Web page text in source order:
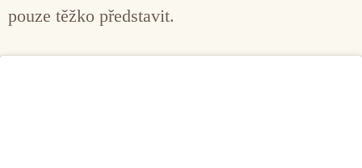
pouze těžko představit.